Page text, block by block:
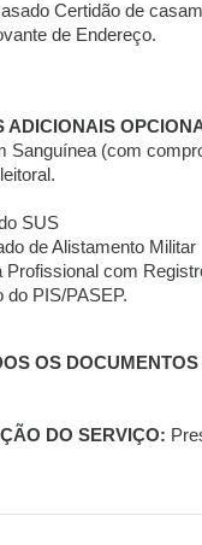
Certidão de
de Endereço.
ADICIONAIS
Sanguínea (com
SUS
de Alistamento Militar
com
PIS/PASEP.
OS
DO SERVIÇO: